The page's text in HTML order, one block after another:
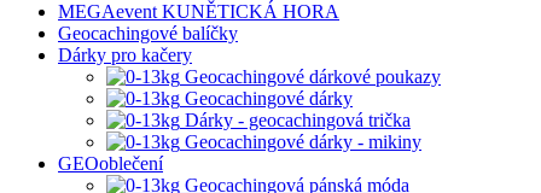
MEGAevent KUNĚTICKÁ HORA
Geocachingové balíčky
Dárky pro kačery
Geocachingové dárkové poukazy
Geocachingové dárky
Dárky - geocachingová trička
Geocachingové dárky - mikiny
GEOoblečení
Geocachingová pánská móda